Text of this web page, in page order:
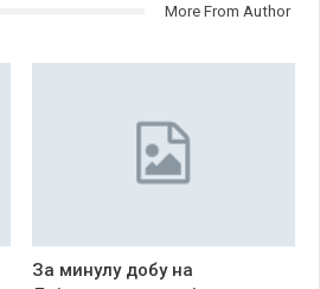
More From Author
За минулу добу на